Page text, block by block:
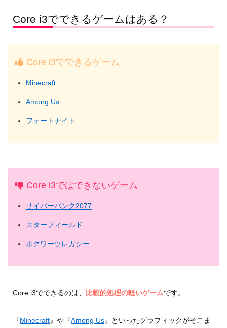
Core i3でできるゲームはある？
Core i3でできるゲーム
Minecraft
Among Us
フォートナイト
Core i3ではできないゲーム
サイバーパンク2077
スターフィールド
ホグワーツレガシー
Core i3でできるのは、 比較的処理の軽いゲームです。
『Minecraft』や『Among Us』といったグラフィックがそこま